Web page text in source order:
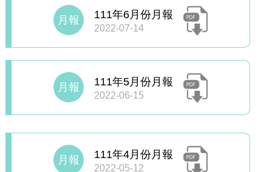
月報 111年6月份月報
2022-07-14
月報 111年5月份月報
2022-06-15
月報 111年4月份月報
2022-05-12